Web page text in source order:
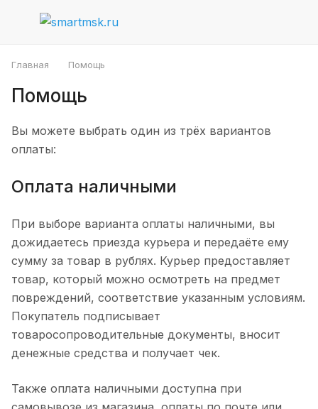
Главная Помощь
Помощь
Вы можете выбрать один из трёх вариантов
оплаты:
Оплата наличными
При выборе варианта оплаты наличными, вы
дожидаетесь приезда курьера и передаёте ему
сумму за товар в рублях. Курьер предоставляет
товар, который можно осмотреть на предмет
повреждений, соответствие указанным условиям.
Покупатель подписывает
товаросопроводительные документы, вносит
денежные средства и получает чек.
Также оплата наличными доступна при